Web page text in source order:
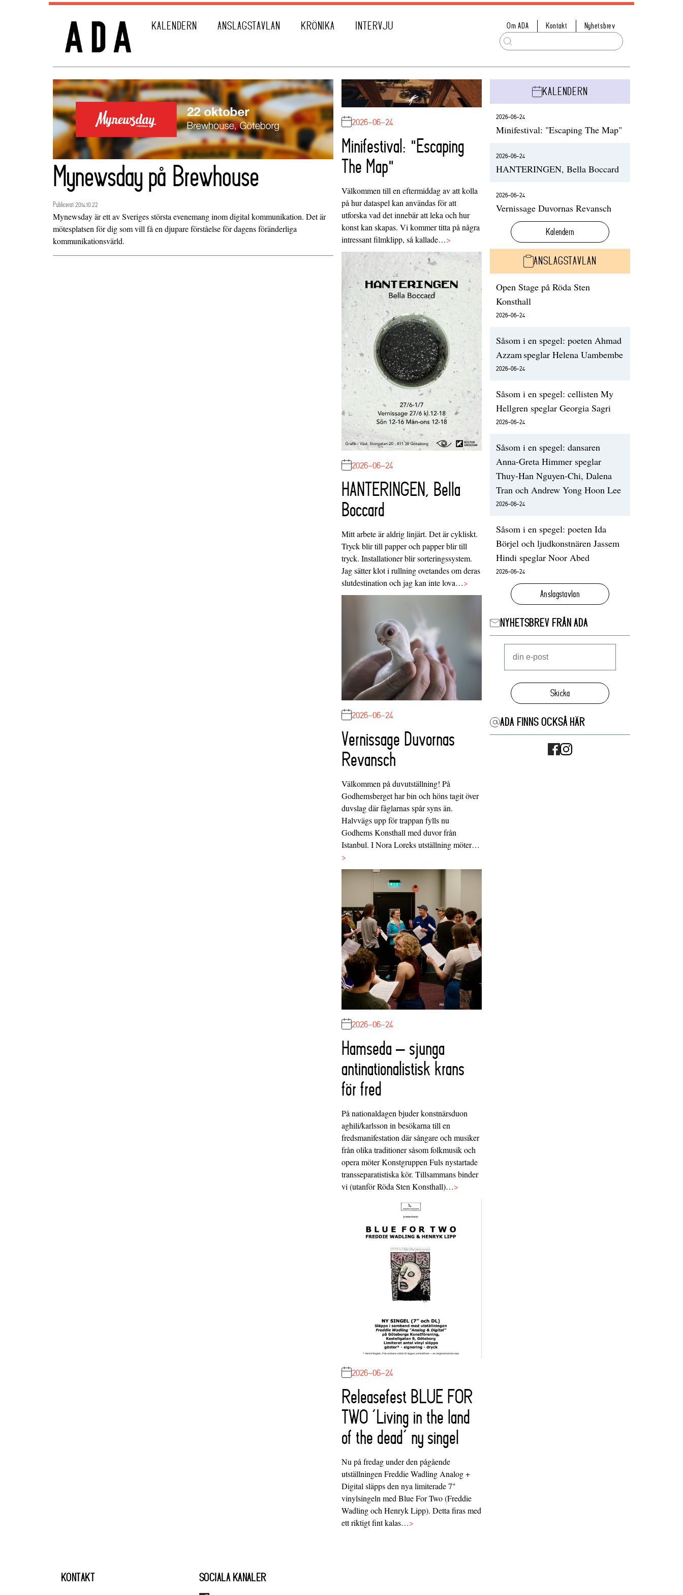
KALENDERN ANSLAGSTAVLAN KRÖNIKA INTERVJU Om ADA Kontakt Nyhetsbrev
Mynewsday på Brewhouse
Publicerat 2014.10.22
Mynewsday är ett av Sveriges största evenemang inom digital kommunikation. Det är
mötesplatsen för dig som vill få en djupare förståelse för dagens föränderliga
kommunikationsvärld.
2026-06-24
Minifestival: "Escaping
The Map"
Välkommen till en eftermiddag av att kolla
på hur dataspel kan användas för att
utforska vad det innebär att leka och hur
konst kan skapas. Vi kommer titta på några
intressant filmklipp, så kallade…>
2026-06-24
HANTERINGEN, Bella
Boccard
Mitt arbete är aldrig linjärt. Det är cykliskt.
Tryck blir till papper och papper blir till
tryck. Installationer blir sorteringssystem.
Jag sätter klot i rullning ovetandes om deras
slutdestination och jag kan inte lova…>
2026-06-24
Vernissage Duvornas
Revansch
Välkommen på duvutställning! På
Godhemsberget har bin och höns tagit över
duvslag där fåglarnas spår syns än.
Halvvägs upp för trappan fylls nu
Godhems Konsthall med duvor från
Istanbul. I Nora Loreks utställning möter…
>
2026-06-24
Hamseda – sjunga
antinationalistisk krans
för fred
På nationaldagen bjuder konstnärsduon
aghili/karlsson in besökarna till en
fredsmanifestation där sångare och musiker
från olika traditioner såsom folkmusik och
opera möter Konstgruppen Fuls nystartade
transseparatistiska kör. Tillsammans binder
vi (utanför Röda Sten Konsthall)…>
2026-06-24
Releasefest BLUE FOR
TWO ‘Living in the land
of the dead’ ny singel
Nu på fredag under den pågående
utställningen Freddie Wadling Analog +
Digital släpps den nya limiterade 7"
vinylsingeln med Blue For Two (Freddie
Wadling och Henryk Lipp). Detta firas med
ett riktigt fint kalas…>
KALENDERN
2026-06-24
Minifestival: "Escaping The Map"
2026-06-24
HANTERINGEN, Bella Boccard
2026-06-24
Vernissage Duvornas Revansch
Kalendern
ANSLAGSTAVLAN
Open Stage på Röda Sten
Konsthall
2026-06-24
Såsom i en spegel: poeten Ahmad
Azzam speglar Helena Uambembe
2026-06-24
Såsom i en spegel: cellisten My
Hellgren speglar Georgia Sagri
2026-06-24
Såsom i en spegel: dansaren
Anna-Greta Himmer speglar
Thuy-Han Nguyen-Chi, Dalena
Tran och Andrew Yong Hoon Lee
2026-06-24
Såsom i en spegel: poeten Ida
Börjel och ljudkonstnären Jassem
Hindi speglar Noor Abed
2026-06-24
Anslagstavlan
NYHETSBREV FRÅN ADA
Skicka
ADA FINNS OCKSÅ HÄR
KONTAKT SOCIALA KANALER